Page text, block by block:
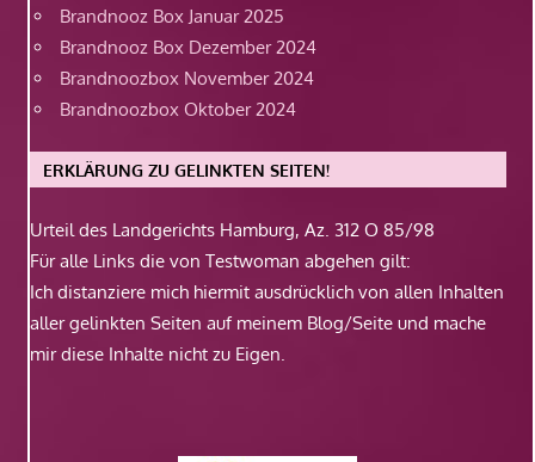
Brandnooz Box Januar 2025
Brandnooz Box Dezember 2024
Brandnoozbox November 2024
Brandnoozbox Oktober 2024
ERKLÄRUNG ZU GELINKTEN SEITEN!
Urteil des Landgerichts Hamburg, Az. 312 O 85/98
Für alle Links die von Testwoman abgehen gilt:
Ich distanziere mich hiermit ausdrücklich von allen Inhalten
aller gelinkten Seiten auf meinem Blog/Seite und mache
mir diese Inhalte nicht zu Eigen.